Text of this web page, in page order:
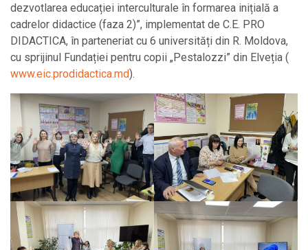
dezvotlarea educației interculturale în formarea inițială a
cadrelor didactice (faza 2)”, implementat de C.E. PRO
DIDACTICA, în parteneriat cu 6 universități din R. Moldova,
cu sprijinul Fundației pentru copii „Pestalozzi” din Elveția (
www.eic.prodidactica.md).